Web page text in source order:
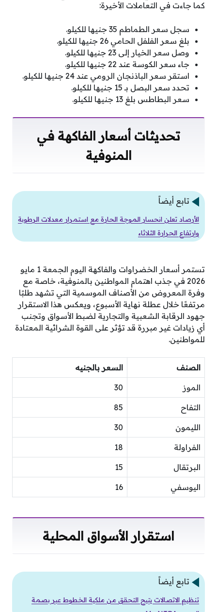
كما جاءت في التعاملات الأخيرة:
سجل سعر الطماطم 35 جنيها للكيلو.
بلغ سعر الفلفل الحامي 26 جنيها للكيلو.
وصل سعر الخيار إلى 23 جنيها للكيلو.
جاء سعر الكوسة عند 22 جنيها للكيلو.
استقر سعر الباذنجان الرومي عند 24 جنيها للكيلو.
تحدد سعر البصل بـ 15 جنيها للكيلو.
سعر البطاطس بلغ 13 جنيها للكيلو.
تحديثات أسعار الفاكهة في
المنوفية
تابع أيضاً
الأرصاد تعلن انحسار الموجة الحارة مع استمرار معدلات الرطوبة
وارتفاع الحرارة الثلاثاء
تستمر أسعار الخضراوات والفاكهة اليوم الجمعة 1 مايو
2026 في جذب اهتمام المواطنين بالمنوفية، خاصة مع
وفرة المعروض من الأصناف الموسمية التي تشهد طلبًا
مرتفعًا خلال عطلة نهاية الأسبوع، ويعكس هذا الاستقرار
جهود الرقابة الشعبية والتجارية لضبط الأسواق وتجنب
أي زيادات غير مبررة قد تؤثر على القوة الشرائية المعتادة
للمواطنين.
الصنف السعر بالجنيه
الموز 30
التفاح 85
الليمون 30
الفراولة 18
البرتقال 15
اليوسفي 16
استقرار الأسواق المحلية
تابع أيضاً
تنظيم الاتصالات يتيح التحقق من ملكية الخطوط عبر بصمة